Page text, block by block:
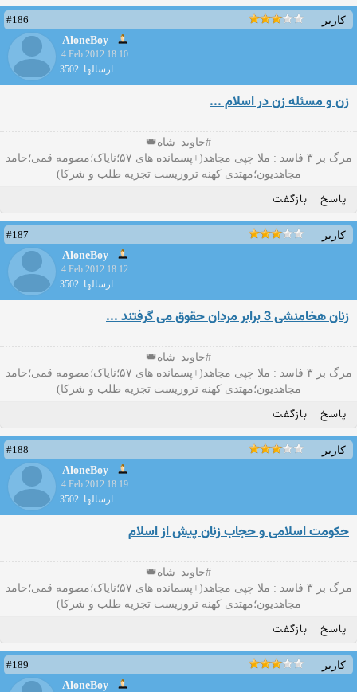
کاربر
#186
AloneBoy
4 Feb 2012 18:10
ارسالها: 3502
زن و مسئله زن در اسلام ...
#جاوید_شاه👑
مرگ بر ۳ فاسد : ملا چپی مجاهد(+پسمانده های ۵۷؛نایاک؛مصومه قمی؛حامد
مجاهدیون؛مهتدی کهنه تروریست تجزیه طلب و شرکا)
پاسخ بازگفت
کاربر
#187
AloneBoy
4 Feb 2012 18:12
ارسالها: 3502
زنان هخامنشی 3 برابر مردان حقوق می گرفتند ...
#جاوید_شاه👑
مرگ بر ۳ فاسد : ملا چپی مجاهد(+پسمانده های ۵۷؛نایاک؛مصومه قمی؛حامد
مجاهدیون؛مهتدی کهنه تروریست تجزیه طلب و شرکا)
پاسخ بازگفت
کاربر
#188
AloneBoy
4 Feb 2012 18:19
ارسالها: 3502
حکومت اسلامی و حجاب زنان پیش از اسلام
#جاوید_شاه👑
مرگ بر ۳ فاسد : ملا چپی مجاهد(+پسمانده های ۵۷؛نایاک؛مصومه قمی؛حامد
مجاهدیون؛مهتدی کهنه تروریست تجزیه طلب و شرکا)
پاسخ بازگفت
کاربر
#189
AloneBoy